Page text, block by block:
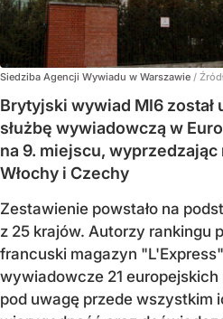
Siedziba Agencji Wywiadu w Warszawie /
Brytyjski wywiad MI6 został
służbę wywiadowczą w
na 9. miejscu,
Włochy i Czechy
Zestawienie powstało na
z 25 krajów. Autorzy rankingu
francuski magazyn
wywiadowcze 21
pod uwagę przede wszystkim